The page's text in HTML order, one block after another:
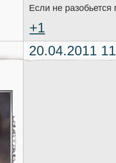
Если не
+1
20.04.2011